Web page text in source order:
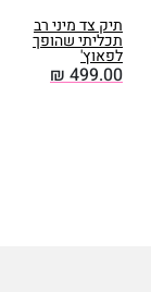
תיק צד מיני רב
תכליתי שהופך
לפאוץ'
₪499.00